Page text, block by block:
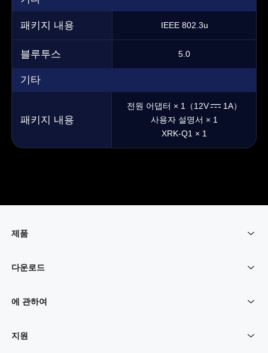
패키지 내용 IEEE 802.3u
블루투스 5.0
기타
패키지 내용
전원 어댑터 × 1 （12V
1A）
사용자 설명서 × 1
XRK-Q1 × 1
제품
원격 PC
원격 게임
다운로드
AweSun 클라이언트
에 관하여
지원